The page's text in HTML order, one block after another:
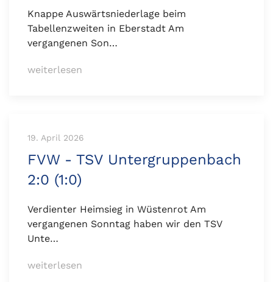
Knappe Auswärtsniederlage beim
Tabellenzweiten in Eberstadt Am
vergangenen Son…
weiterlesen
19. April 2026
FVW - TSV Untergruppenbach
2:0 (1:0)
Verdienter Heimsieg in Wüstenrot Am
vergangenen Sonntag haben wir den TSV
Unte…
weiterlesen